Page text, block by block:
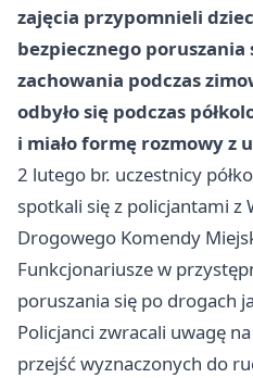
zajęcia przypomnieli
bezpiecznego
zachowania podczas
odbyło się podczas
i miało formę rozmowy z
2 lutego br. uczestnicy
spotkali się z policjantami z
Drogowego Komendy
Funkcjonariusze w
poruszania się po drogach
Policjanci zwracali uwagę
przejść wyznaczonych do